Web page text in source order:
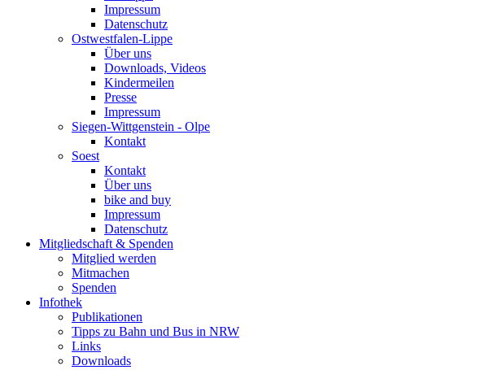
Impressum
Datenschutz
Ostwestfalen-Lippe
Über uns
Downloads, Videos
Kindermeilen
Presse
Impressum
Siegen-Wittgenstein - Olpe
Kontakt
Soest
Kontakt
Über uns
bike and buy
Impressum
Datenschutz
Mitgliedschaft & Spenden
Mitglied werden
Mitmachen
Spenden
Infothek
Publikationen
Tipps zu Bahn und Bus in NRW
Links
Downloads